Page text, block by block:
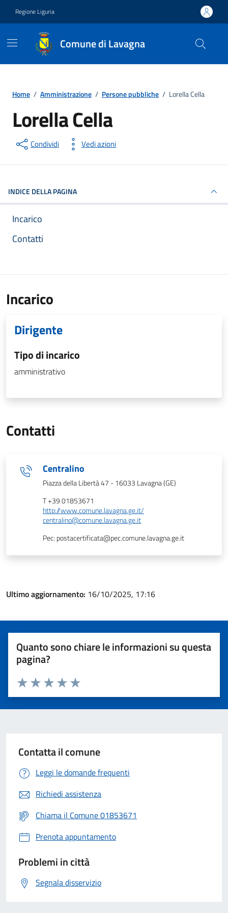
Regione Liguria
Comune di Lavagna
Home / Amministrazione / Persone pubbliche / Lorella Cella
Lorella Cella
Persona pubblica
Condividi Vedi azioni
INDICE DELLA PAGINA
Incarico
Contatti
Incarico
Dirigente
Tipo di incarico
amministrativo
Contatti
Centralino
Piazza della Libertà 47 - 16033 Lavagna (GE)
T +39 01853671
http://www.comune.lavagna.ge.it/
centralino@comune.lavagna.ge.it
Pec: postacertificata@pec.comune.lavagna.ge.it
Ultimo aggiornamento: 16/10/2025, 17:16
Quanto sono chiare le informazioni su questa
pagina?
Valuta 5 stelle su 5
Valuta 4 stelle su 5
Valuta 3 stelle su 5
Valuta 2 stelle su 5
Valuta 1 stelle su 5
Contatta il comune
Leggi le domande frequenti
Richiedi assistenza
Chiama il Comune 01853671
Prenota appuntamento
Problemi in città
Segnala disservizio